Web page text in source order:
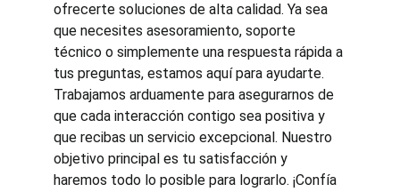
ofrecerte soluciones de alta calidad. Ya sea
que necesites asesoramiento, soporte
técnico o simplemente una respuesta rápida a
tus preguntas, estamos aquí para ayudarte.
Trabajamos arduamente para asegurarnos de
que cada interacción contigo sea positiva y
que recibas un servicio excepcional. Nuestro
objetivo principal es tu satisfacción y
haremos todo lo posible para lograrlo. ¡Confía